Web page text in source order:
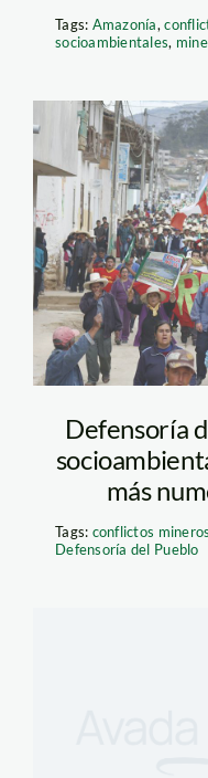
Tags: Amazonía,
socioambientales,
Defensoría
más
Tags: conflictos
Defensoría del Pueblo